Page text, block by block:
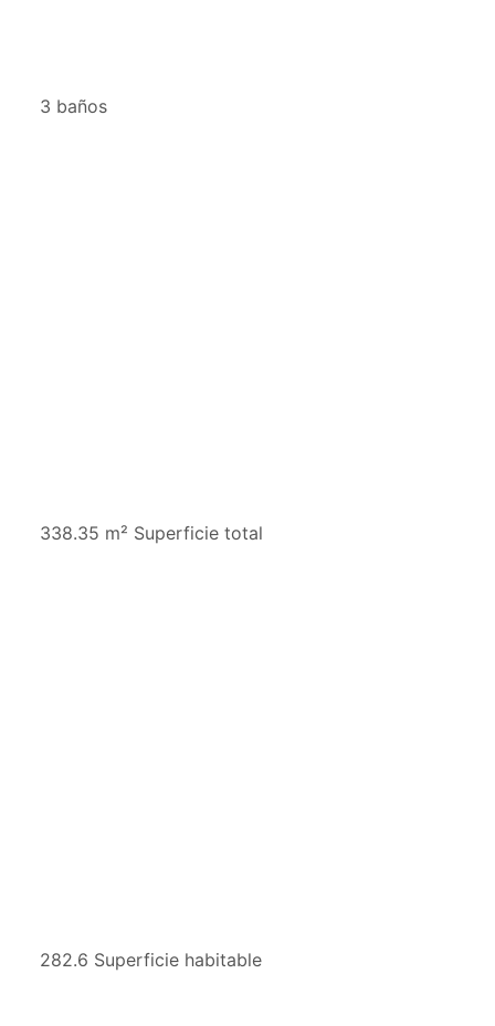
3 baños
338.35 m² Superficie total
282.6 Superficie habitable